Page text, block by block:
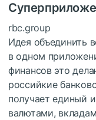
rbc.group
Идея объединить
в одном
финансов это
российкие
получает единый
валютами,